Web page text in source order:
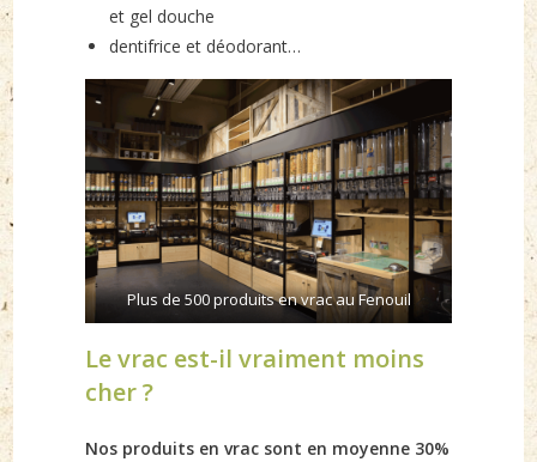
et gel douche
dentifrice et déodorant…
Plus de 500 produits en vrac au Fenouil
Le vrac est-il vraiment moins
cher ?
Nos produits en vrac sont en moyenne 30%